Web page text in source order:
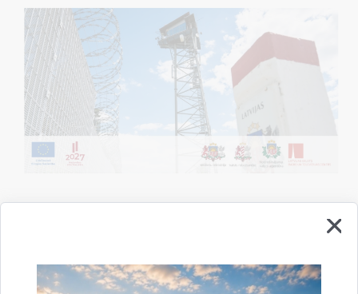
30.06.2026.
Finansiālā atbalsta instruments robežu pārvaldībai un